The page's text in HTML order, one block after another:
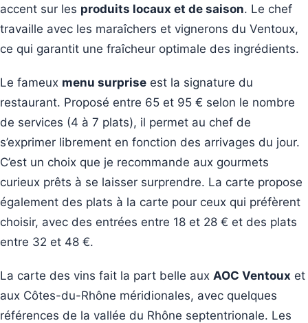
accent sur les produits locaux et de saison. Le chef
travaille avec les maraîchers et vignerons du Ventoux,
ce qui garantit une fraîcheur optimale des ingrédients.
Le fameux menu surprise est la signature du
restaurant. Proposé entre 65 et 95 € selon le nombre
de services (4 à 7 plats), il permet au chef de
s’exprimer librement en fonction des arrivages du jour.
C’est un choix que je recommande aux gourmets
curieux prêts à se laisser surprendre. La carte propose
également des plats à la carte pour ceux qui préfèrent
choisir, avec des entrées entre 18 et 28 € et des plats
entre 32 et 48 €.
La carte des vins fait la part belle aux AOC Ventoux et
aux Côtes-du-Rhône méridionales, avec quelques
références de la vallée du Rhône septentrionale. Les